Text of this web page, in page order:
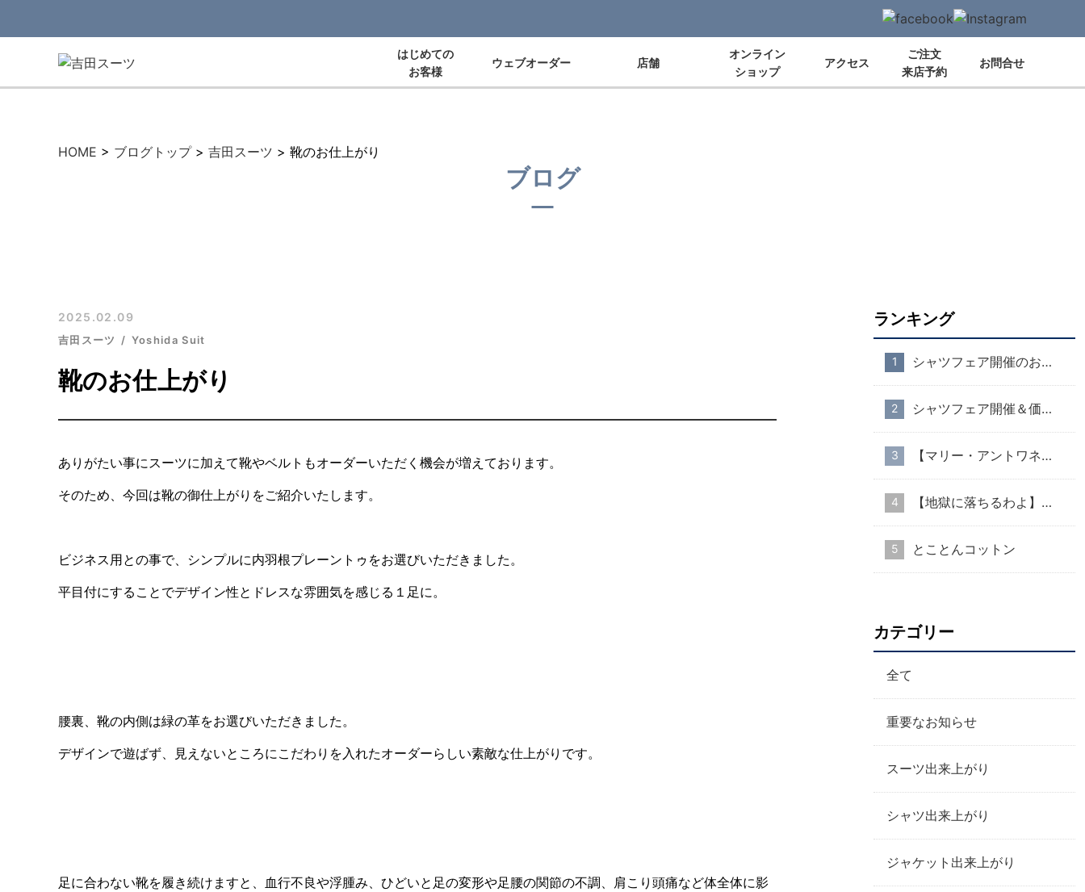
はじめての
お客様
ウェブオーダー 店舗
オンライン
ショップ
アクセス
ご注文
来店予約
お問合せ
HOME > ブログトップ> 吉田スーツ > 靴のお仕上がり
ブログ
2025.02.09
吉田スーツ Yoshida Suit
靴のお仕上がり
ありがたい事にスーツに加えて靴やベルトもオーダーいただく機会が増えております。
そのため、今回は靴の御仕上がりをご紹介いたします。
ビジネス用との事で、シンプルに内羽根プレーントゥをお選びいただきました。
平目付にすることでデザイン性とドレスな雰囲気を感じる１足に。
腰裏、靴の内側は緑の革をお選びいただきました。
デザインで遊ばず、見えないところにこだわりを入れたオーダーらしい素敵な仕上がりです。
足に合わない靴を履き続けますと、血行不良や浮腫み、ひどいと足の変形や足腰の関節の不調、肩こり頭痛など体全体に影
ランキング
シャツフェア開催のお知らせ
シャツフェア開催＆価格改定のお知らせ
【マリー・アントワネット・スタイル】part１
【地獄に落ちるわよ】衣装協力のお知らせ
とことんコットン
カテゴリー
全て
重要なお知らせ
スーツ出来上がり
シャツ出来上がり
ジャケット出来上がり